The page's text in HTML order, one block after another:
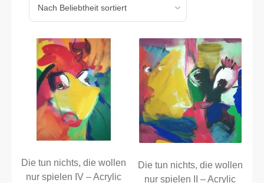
Die tun nichts, die wollen
nur spielen IV – Acrylic
Die tun nichts, die wollen
nur spielen II – Acrylic